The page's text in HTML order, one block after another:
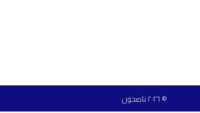
© ٢٠٢٦ ناصحون